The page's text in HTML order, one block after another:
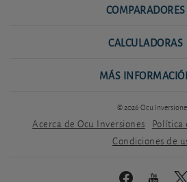
COMPARADORES
CALCULADORAS
MÁS
© 2026 Ocu
Acerca de Ocu Inversiones Política
Condiciones de